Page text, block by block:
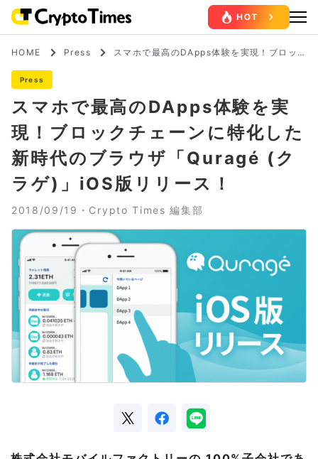
HOME Press
スマホで最高のDApps体験を実現！ブロッ
Press
スマホで最高のDApps体験を実
現！ブロックチェーンに特化した
新時代のブラウザ「Quragé (ク
ラゲ)」iOS版リリース！
2018/09/19・ Crypto Times 編集部